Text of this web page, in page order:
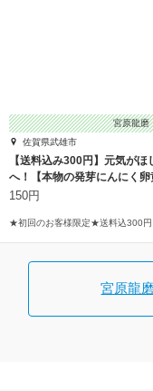
宮原龍磨
佐賀県武雄市
【送料込み300円】元気がほ
へ！【本物の発芽にんにく卵
回お試し
150円
宮原龍